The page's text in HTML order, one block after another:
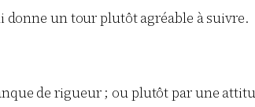
donne un tour plutôt agréable à suivre.
de rigueur ; ou plutôt par une